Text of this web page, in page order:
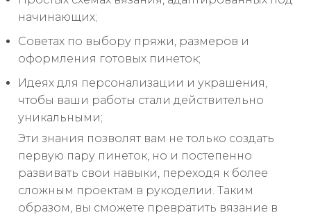
начинающих;
Советах по выбору пряжи, размеров и
оформления готовых пинеток;
Идеях для персонализации и украшения,
чтобы ваши работы стали действительно
уникальными;
Эти знания позволят вам не только создать
первую пару пинеток, но и постепенно
развивать свои навыки, переходя к более
сложным проектам в рукоделии. Таким
образом, вы сможете превратить вязание в